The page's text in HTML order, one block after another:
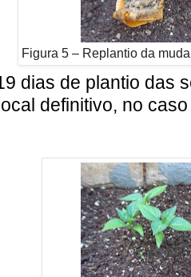
Figura 5 – Replantio da
dias de plantio das
definitivo, no